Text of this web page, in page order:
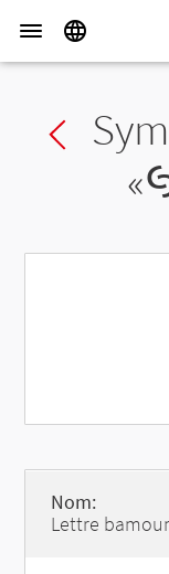
Previous
«
Nom:
Lettre